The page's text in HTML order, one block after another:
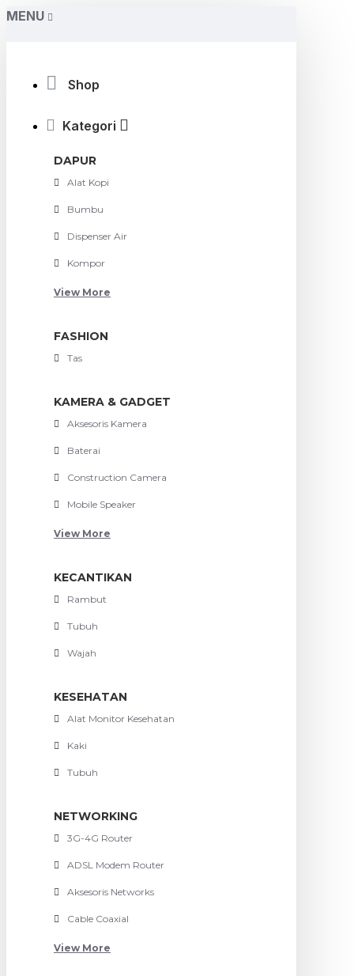
MENU
Shop
Kategori
DAPUR
Alat Kopi
Bumbu
Dispenser Air
Kompor
View More
FASHION
Tas
KAMERA & GADGET
Aksesoris Kamera
Baterai
Construction Camera
Mobile Speaker
View More
KECANTIKAN
Rambut
Tubuh
Wajah
KESEHATAN
Alat Monitor Kesehatan
Kaki
Tubuh
NETWORKING
3G-4G Router
ADSL Modem Router
Aksesoris Networks
Cable Coaxial
View More